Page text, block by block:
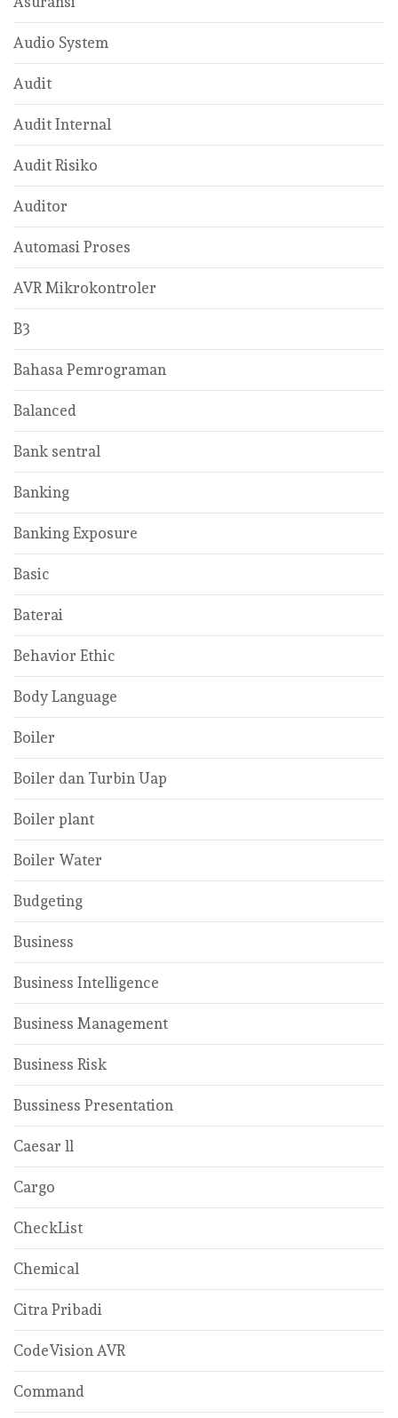
Audio System
Audit
Audit Internal
Audit Risiko
Auditor
Automasi Proses
AVR Mikrokontroler
B3
Bahasa Pemrograman
Balanced
Bank sentral
Banking
Banking Exposure
Basic
Baterai
Behavior Ethic
Body Language
Boiler
Boiler dan Turbin Uap
Boiler plant
Boiler Water
Budgeting
Business
Business Intelligence
Business Management
Business Risk
Bussiness Presentation
Caesar ll
Cargo
CheckList
Chemical
Citra Pribadi
CodeVision AVR
Command